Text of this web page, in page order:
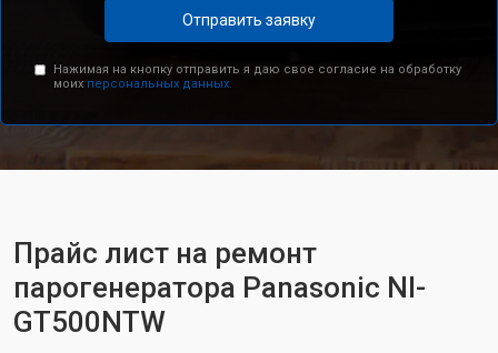
Отправить заявку
Нажимая на кнопку отправить я даю свое согласие на обработку
моих персональных данных.
Прайс лист на ремонт
парогенератора Panasonic NI-
GT500NTW